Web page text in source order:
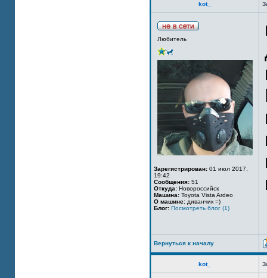
kot_
Любитель
Зарегистрирован: 01 июл 2017,
19:42
Сообщения: 51
Откуда: Новороссийск
Машина: Toyota Vista Ardeo
О машине: диванчик =)
Блог: Посмотреть блог (1)
Вернуться к началу
kot_